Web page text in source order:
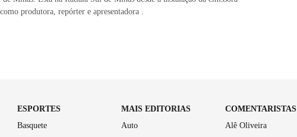
produtora, repórter e apresentadora .
ESPORTES
Basquete
MAIS EDITORIAS
Auto
COMENTARISTAS
Alê Oliveira